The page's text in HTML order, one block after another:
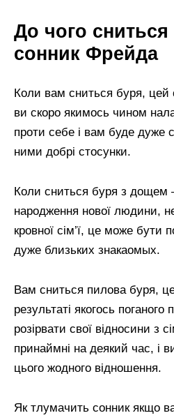
До чого
сонник Фрейда
Коли вам сниться буря, цей
ви скоро якимось чином
проти себе і вам буде дуже
ними добрі стосунки.
Коли сниться буря з дощем
народження нової людини,
кровної сім’ї, це може бути
дуже близьких знакаомых.
Вам сниться пилова буря,
результаті якогось
розірвати свої відносини з
принаймні на деякий час, і
цього жодного відношення.
Як тлумачить сонник якщо